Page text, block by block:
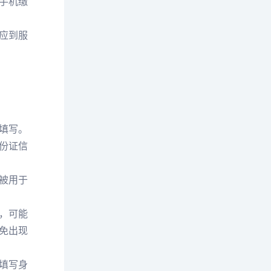
到服
写。
证信
用于
可能
出现
写身